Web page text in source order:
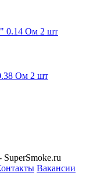
0.14 Ом 2 шт
Ом 2 шт
Вакансии